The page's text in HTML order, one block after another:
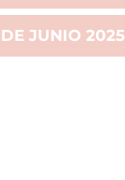
JUNIO 2025